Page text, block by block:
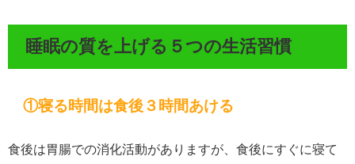
睡眠の質を上げる５つの生活習慣
①寝る時間は食後３時間あける
食後は胃腸での消化活動がありますが、食後にすぐに寝て